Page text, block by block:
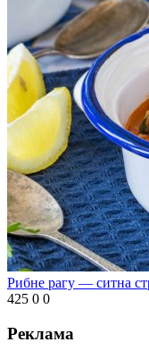
Рибне рагу — ситна
425 0 0
Реклама